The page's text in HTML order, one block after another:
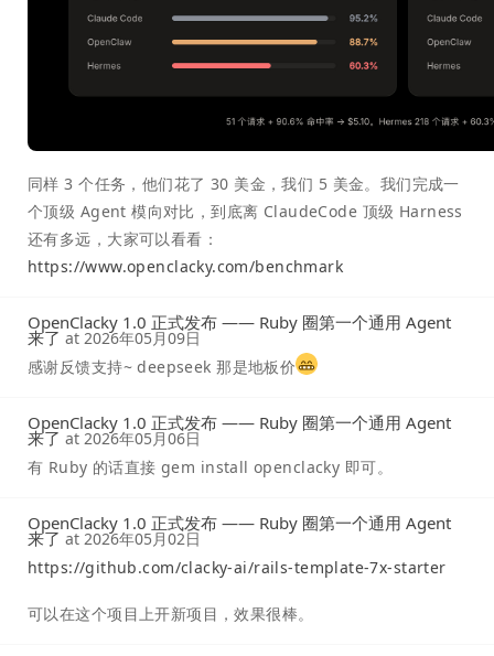
同样 3 个任务，他们花了 30 美金，我们 5 美金。我们完成一
个顶级 Agent 模向对比，到底离 ClaudeCode 顶级 Harness
还有多远，大家可以看看：
https://www.openclacky.com/benchmark
OpenClacky 1.0 正式发布 —— Ruby 圈第一个通用 Agent
来了 at 2026年05月09日
感谢反馈支持~ deepseek 那是地板价
OpenClacky 1.0 正式发布 —— Ruby 圈第一个通用 Agent
来了 at 2026年05月06日
有 Ruby 的话直接 gem install openclacky 即可。
OpenClacky 1.0 正式发布 —— Ruby 圈第一个通用 Agent
来了 at 2026年05月02日
https://github.com/clacky-ai/rails-template-7x-starter
可以在这个项目上开新项目，效果很棒。